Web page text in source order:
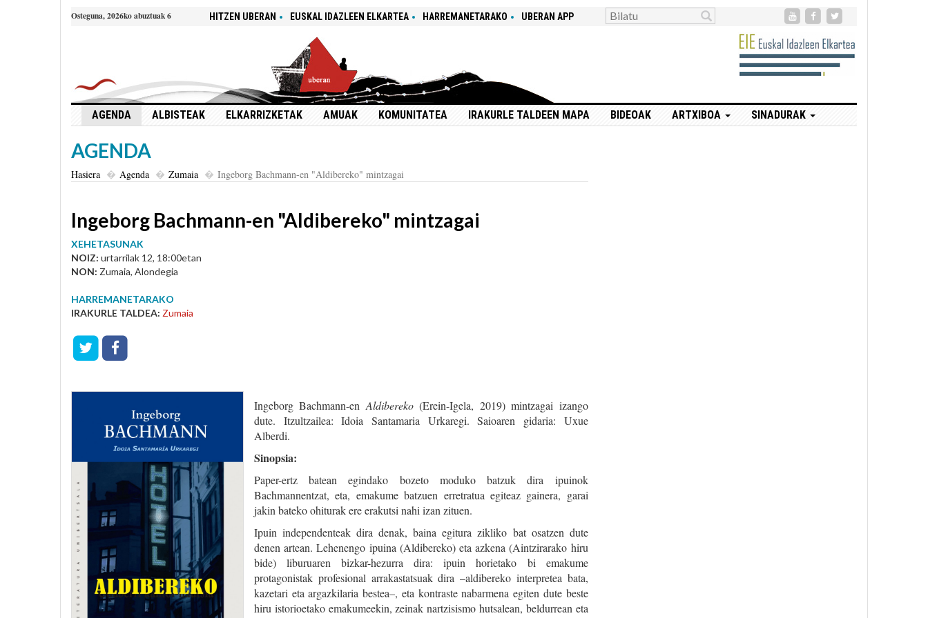
Osteguna, 2026ko abuztuak 6 HITZEN UBERAN EUSKAL IDAZLEEN ELKARTEA HARREMANETARAKO UBERAN APP
AGENDA ALBISTEAK ELKARRIZKETAK AMUAK KOMUNITATEA IRAKURLE TALDEEN MAPA BIDEOAK ARTXIBOA SINADURAK
AGENDA
Hasiera Agenda Zumaia Ingeborg Bachmann-en "Aldibereko" mintzagai
Ingeborg Bachmann-en "Aldibereko" mintzagai
XEHETASUNAK
NOIZ: urtarrilak 12, 18:00etan
NON: Zumaia, Alondegia
HARREMANETARAKO
IRAKURLE TALDEA: Zumaia
Ingeborg Bachmann-en Aldibereko(Erein-Igela, 2019) mintzagai izango
dute. Itzultzailea: Idoia Santamaria Urkaregi. Saioaren gidaria: Uxue
Alberdi.
Sinopsia:
Paper-ertz batean egindako bozeto moduko batzuk dira ipuinok
Bachmannentzat, eta, emakume batzuen erretratua egiteaz gainera, garai
jakin bateko ohiturak ere erakutsi nahi izan zituen.
Ipuin independenteak dira denak, baina egitura zikliko bat osatzen dute
denen artean. Lehenengo ipuina (Aldibereko) eta azkena (Aintzirarako hiru
bide) liburuaren bizkar-hezurra dira: ipuin horietako bi emakume
protagonistak profesional arrakastatsuak dira –aldibereko interpretea bata,
kazetari eta argazkilaria bestea–, eta kontraste nabarmena egiten dute beste
hiru istorioetako emakumeekin, zeinak nartzisismo hutsalean, beldurrean eta